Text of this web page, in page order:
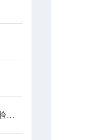
塑料安瓿瓶扭断力测试仪试验方法